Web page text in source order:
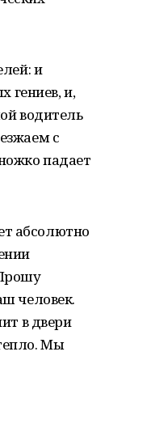
и
гениев, и,
водитель
с
падает
абсолютно
человек.
в двери
Мы